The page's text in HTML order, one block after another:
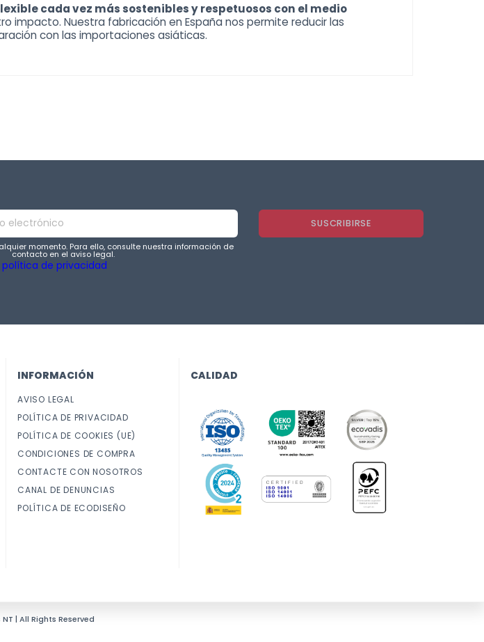
cada vez más sostenibles y respetuosos con el medio
impacto. Nuestra fabricación en España nos permite reducir las
con las importaciones asiáticas.
momento. Para ello, consulte nuestra información de
contacto en el aviso legal.
política de privacidad
INFORMACIÓN
AVISO LEGAL
POLÍTICA DE PRIVACIDAD
POLÍTICA DE COOKIES (UE)
CONDICIONES DE COMPRA
CONTACTE CON NOSOTROS
CANAL DE DENUNCIAS
POLÍTICA DE ECODISEÑO
CALIDAD
| All Rights Reserved